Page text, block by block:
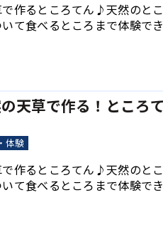
作るところてん♪天然のと
て食べるところまで体験で
天草で作る！ところ
体験
作るところてん♪天然のと
て食べるところまで体験で